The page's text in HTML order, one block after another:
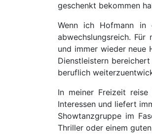
geschenkt bekommen
Wenn ich Hofmann in
abwechslungsreich.
und immer wieder neue
Dienstleistern
beruflich
In meiner Freizeit
Interessen und liefert
Showtanzgruppe im
Thriller oder einem